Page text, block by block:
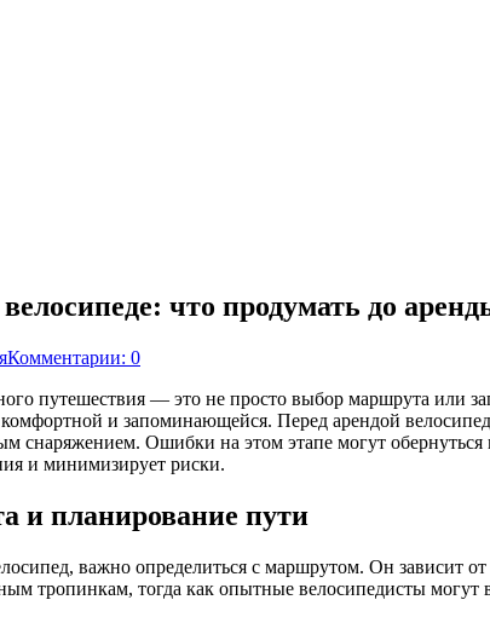
что продумать до
Комментарии: 0
путешествия — это не просто выбор маршрута или
и запоминающейся. Перед арендой
снаряжением. Ошибки на этом этапе могут
и минимизирует риски.
и планирование пути
важно определиться с маршрутом. Он зависит
тропинкам, тогда как опытные велосипедисты